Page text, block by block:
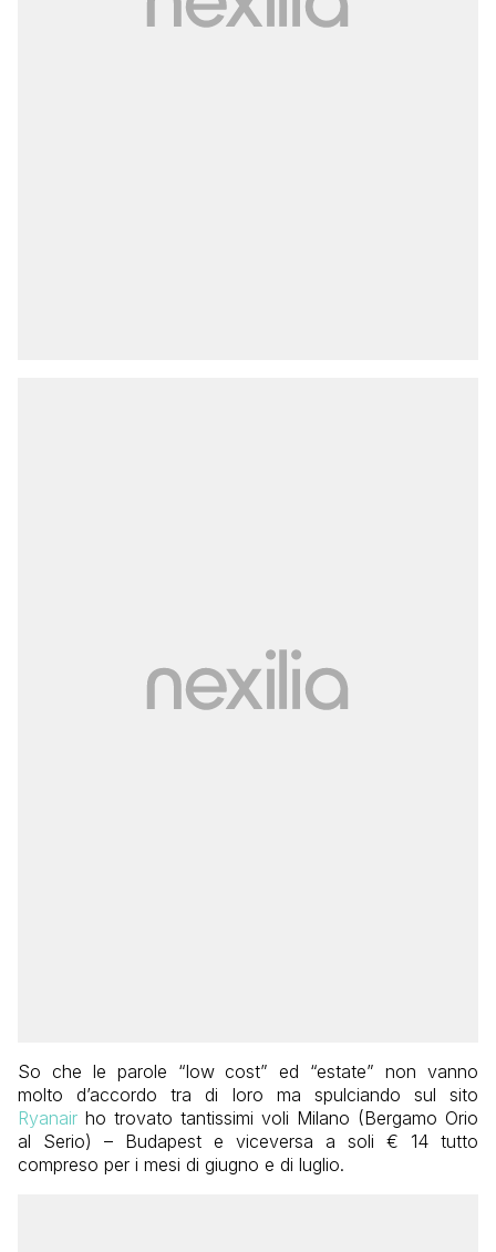
So che le parole “low cost” ed “estate” non vanno
molto d’accordo tra di loro ma spulciando sul sito
Ryanair ho trovato tantissimi voli Milano (Bergamo Orio
al Serio) – Budapest e viceversa a soli € 14 tutto
compreso per i mesi di giugno e di luglio.